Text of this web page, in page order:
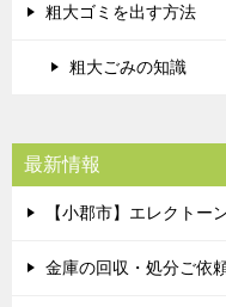
粗大ゴミを出す方法
粗大ごみの知識
最新情報
【小郡市】エレクト
金庫の回収・処分ご依